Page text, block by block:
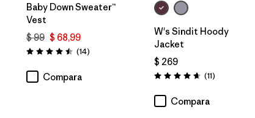
Baby Down Sweater™
Vest
$ 99 $ 68,99
Valoración: 4.5 / 5
(14Comentarios
)
Compara
W's Sindit Hoody
Jacket
$ 269
Valoración: 4.6 / 5
(11Comentarios
)
Compara